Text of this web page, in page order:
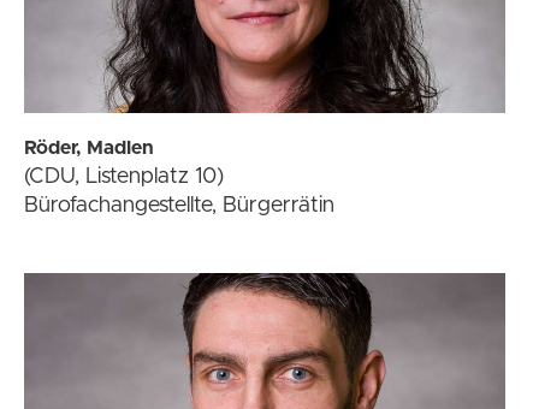
Röder, Madlen
(CDU, Listenplatz 10)
Bürofachangestellte, Bürgerrätin